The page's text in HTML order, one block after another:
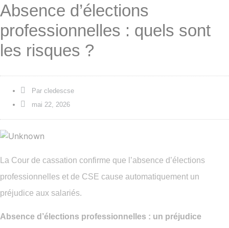
Absence d’élections
professionnelles : quels sont
les risques ?
Par cledescse
mai 22, 2026
La Cour de cassation confirme que l’absence d’élections
professionnelles et de CSE cause automatiquement un
préjudice aux salariés.
Absence d’élections professionnelles : un préjudice